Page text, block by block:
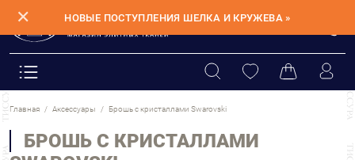
✕ НОВЫЕ ПОСТУПЛЕНИЯ ШЕЛКА И КРУЖЕВА »
Главная Аксессуары Брошь с кристаллами Swarovski
БРОШЬ С КРИСТАЛЛАМИ